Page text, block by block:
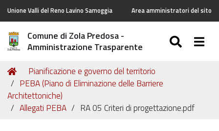
Unione Valli del Reno Lavino Samoggia Area amministratori del sito
Comune di Zola Predosa -
Amministrazione Trasparente
Tu
sei
qui:
Home
Pianificazione e governo del territorio
PEBA (Piano di Eliminazione delle Barriere
Architettoniche)
Allegati PEBA
RA 05 Criteri di progettazione.pdf